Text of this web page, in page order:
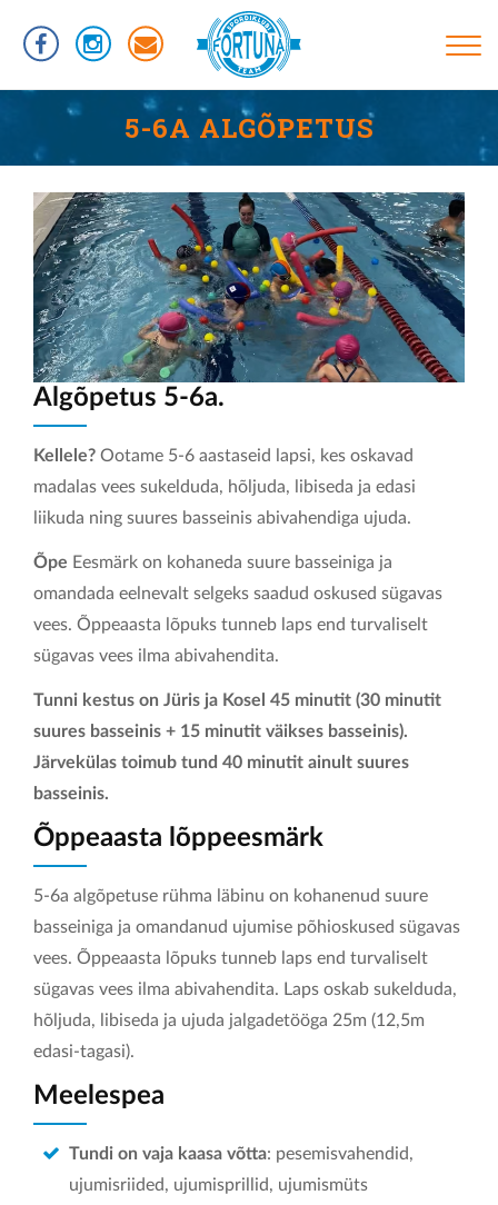
edasi
PõhinavigatsioonTREENINGUD
RÜHMAD
UJUMISTASEMED
KASULIKUD LINGID
VÕISTLUSED
KLUBIST
SPORTLASED
REKORDID
5-6A ALGÕPETUS
Algõpetus 5-6a.
Kellele? Ootame 5-6 aastaseid lapsi, kes oskavad
madalas vees sukelduda, hõljuda, libiseda ja edasi
liikuda ning suures basseinis abivahendiga ujuda.
Õpe Eesmärk on kohaneda suure basseiniga ja
omandada eelnevalt selgeks saadud oskused sügavas
vees. Õppeaasta lõpuks tunneb laps end turvaliselt
sügavas vees ilma abivahendita.
Tunni kestus on Jüris ja Kosel 45 minutit (30 minutit
suures basseinis + 15 minutit väikses basseinis).
Järvekülas toimub tund 40 minutit ainult suures
basseinis.
Õppeaasta lõppeesmärk
5-6a algõpetuse rühma läbinu on kohanenud suure
basseiniga ja omandanud ujumise põhioskused sügavas
vees. Õppeaasta lõpuks tunneb laps end turvaliselt
sügavas vees ilma abivahendita. Laps oskab sukelduda,
hõljuda, libiseda ja ujuda jalgadetööga 25m (12,5m
edasi-tagasi).
Meelespea
Tundi on vaja kaasa võtta: pesemisvahendid,
ujumisriided, ujumisprillid, ujumismüts